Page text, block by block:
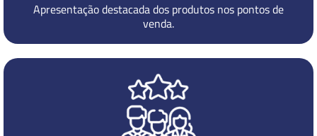
Apresentação destacada dos produtos nos pontos de
venda.